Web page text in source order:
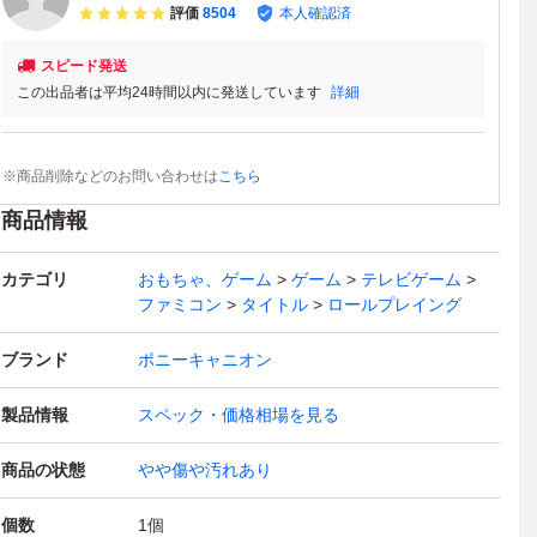
評価 8504 本人確認済
スピード発送
この出品者は平均24時間以内に発送しています 詳細
※商品削除などのお問い合わせはこちら
商品情報
カテゴリ おもちゃ、ゲーム ゲーム
テレビゲーム
ファミコン
タイトル ロールプレイング
ブランド ポニーキャニオン
製品情報 スペック・価格相場を見る
商品の状態 やや傷や汚れあり
個数 1個